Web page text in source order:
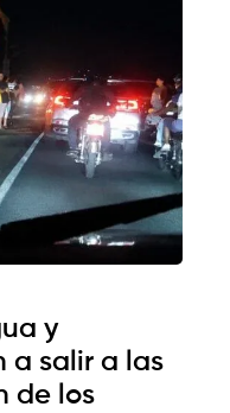
y
a salir a las
de los